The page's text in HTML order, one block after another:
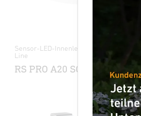
Sensor-LED-Innenleuchte - Professional
Line
RS PRO A20 SC